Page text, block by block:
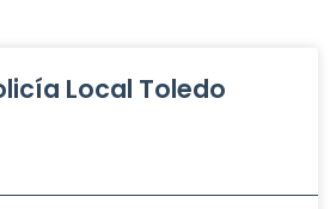
Local Toledo